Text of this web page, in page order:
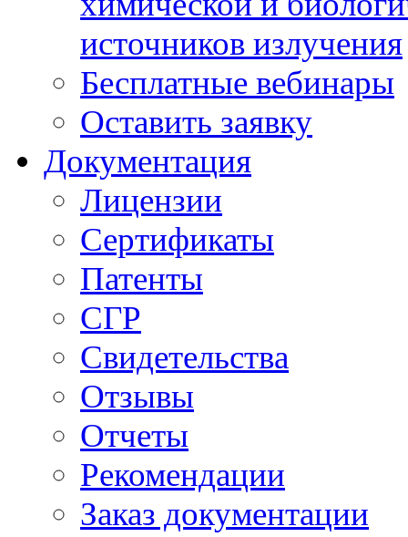
источников излучения
Бесплатные вебинары
Оставить заявку
Документация
Лицензии
Сертификаты
Патенты
СГР
Свидетельства
Отзывы
Отчеты
Рекомендации
Заказ документации